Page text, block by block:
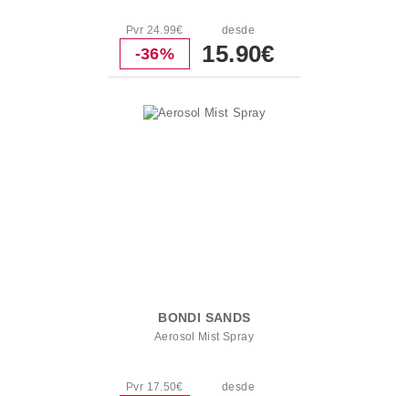
Pvr 24.99€
-36%
desde
15.90€
BONDI SANDS
Aerosol Mist Spray
Pvr 17.50€ desde